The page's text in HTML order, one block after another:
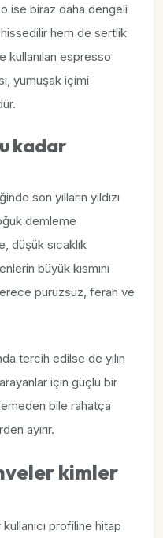
ise biraz daha dengeli
hissedilir hem de sertlik
kullanılan espresso
yumuşak içimi
kadar
son yılların yıldızı
demleme
düşük sıcaklık
büyük kısmını
pürüzsüz, ferah ve
tercih edilse de yılın
için güçlü bir
bile rahatça
ayırır.
kimler
profiline hitap